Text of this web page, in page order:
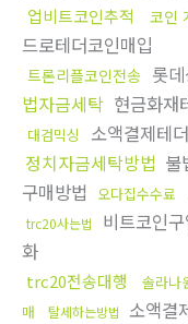
업비트코인추적 코인
드로테더코인매입
트론리플코인전송 롯
법자금세탁 현금화재
대검믹싱 소액결제테
정치자금세탁방법 불
구매방법
오다집수수료
trc20사는법 비트코인구
화
trc20전송대행 솔라나
매
탈세하는방법 소액결